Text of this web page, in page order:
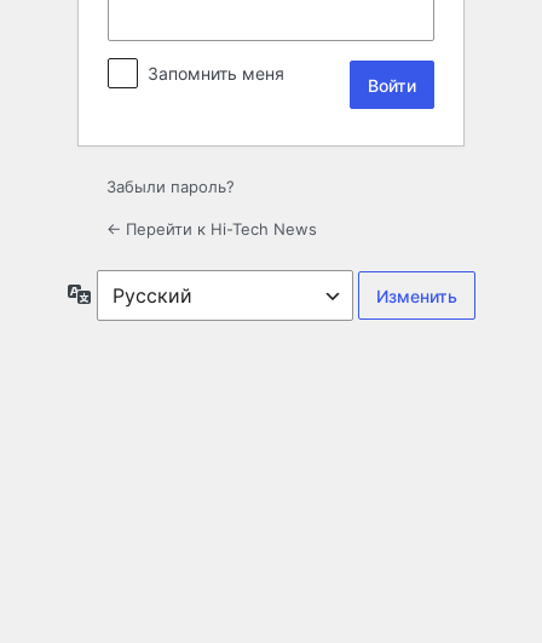
Запомнить меня
Забыли пароль?
← Перейти к Hi-Tech News
Язык